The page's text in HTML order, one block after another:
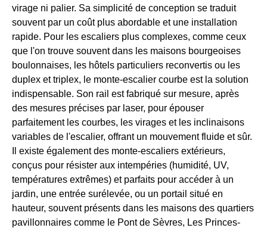
virage ni palier. Sa simplicité de conception se traduit
souvent par un coût plus abordable et une installation
rapide. Pour les escaliers plus complexes, comme ceux
que l'on trouve souvent dans les maisons bourgeoises
boulonnaises, les hôtels particuliers reconvertis ou les
duplex et triplex, le monte-escalier courbe est la solution
indispensable. Son rail est fabriqué sur mesure, après
des mesures précises par laser, pour épouser
parfaitement les courbes, les virages et les inclinaisons
variables de l'escalier, offrant un mouvement fluide et sûr.
Il existe également des monte-escaliers extérieurs,
conçus pour résister aux intempéries (humidité, UV,
températures extrêmes) et parfaits pour accéder à un
jardin, une entrée surélevée, ou un portail situé en
hauteur, souvent présents dans les maisons des quartiers
pavillonnaires comme le Pont de Sèvres, Les Princes-